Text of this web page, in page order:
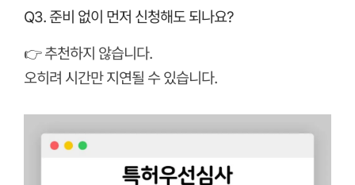
Q3. 준비 없이 먼저 신청해도 되나요?
👉 추천하지 않습니다.
오히려 시간만 지연될 수 있습니다.